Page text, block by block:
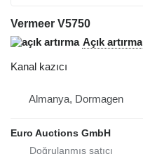
Vermeer V5750
Açık artırma
Kanal kazıcı
Almanya, Dormagen
Euro Auctions GmbH